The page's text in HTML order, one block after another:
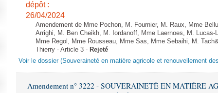
dépôt :
26/04/2024
Amendement de Mme Pochon, M. Fournier, M. Raux, Mme
Arrighi, M. Ben Cheikh, M. Iordanoff, Mme Laernoes, M.
Mme Regol, Mme Rousseau, Mme Sas, Mme Sebaihi, M.
Thierry - Article 3 - Rejeté
Voir le dossier (Souveraineté en matière agricole et renouvellement
Amendement n° 3222 - SOUVERAINETÉ EN MATIÈRE